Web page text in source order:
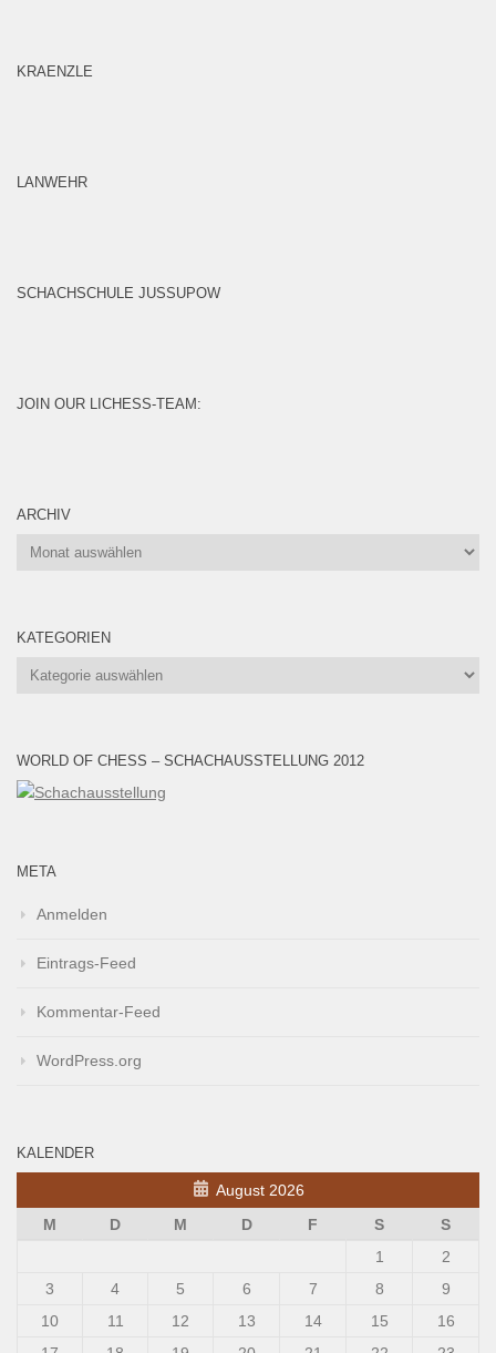
KRAENZLE
LANWEHR
SCHACHSCHULE JUSSUPOW
JOIN OUR LICHESS-TEAM:
ARCHIV
Archiv
KATEGORIEN
Kategorien
WORLD OF CHESS – SCHACHAUSSTELLUNG 2012
META
Anmelden
Eintrags-Feed
Kommentar-Feed
WordPress.org
KALENDER
August 2026
M
D M D F S
S
1
2
3
4 5 6 7 8
9
10
11 12 13 14 15
16